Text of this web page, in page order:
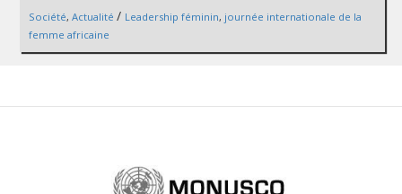
Société, Actualité / Leadership féminin, journée internationale de la
femme africaine